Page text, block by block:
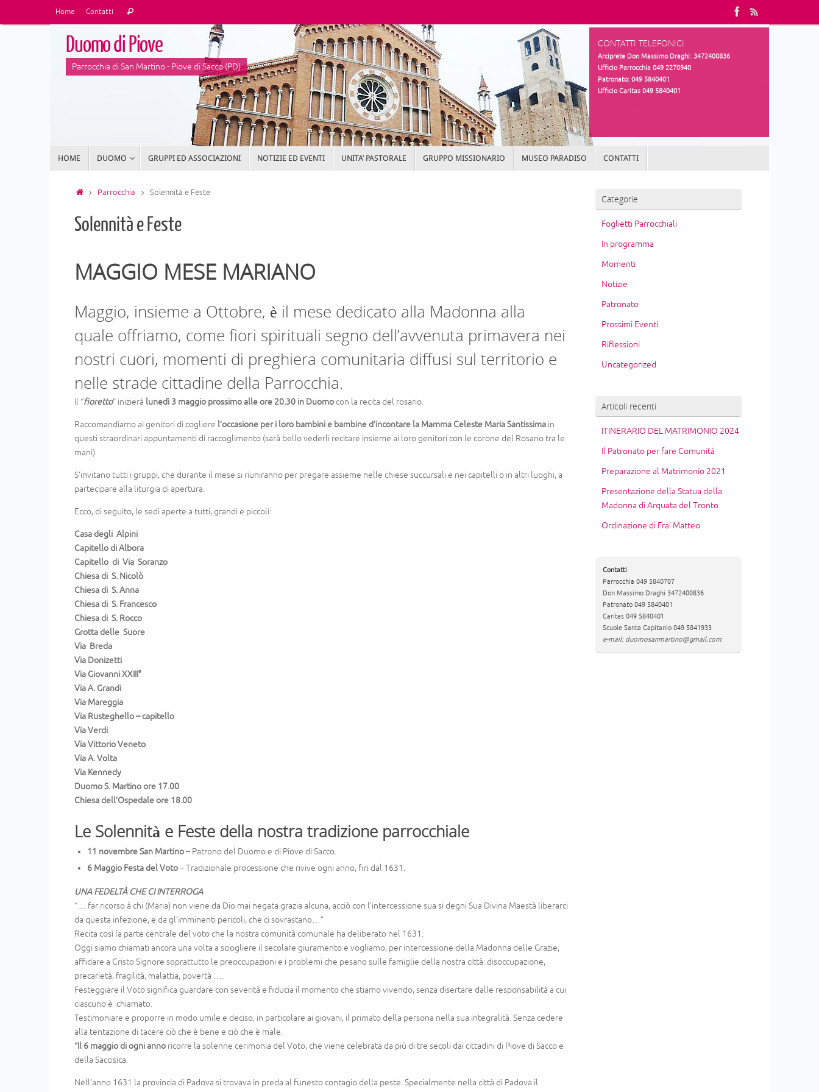
Home Contatti Cerca
Duomo di Piove
Parrocchia di San Martino - Piove di Sacco (PD)
CONTATTI TELEFONICI
Arciprete Don Massimo Draghi: 3472400836
Ufficio Parrocchia 049 2270940
Patronato: 049 5840401
Ufficio Caritas 049 5840401
HOME DUOMO GRUPPI ED ASSOCIAZIONI NOTIZIE ED EVENTI UNITA’ PASTORALE GRUPPO MISSIONARIO MUSEO PARADISO CONTATTI
HomeParrocchia Solennità e Feste
Solennità e Feste
MAGGIO MESE MARIANO
Maggio, insieme a Ottobre, è il mese dedicato alla Madonna alla
quale offriamo, come fiori spirituali segno dell’avvenuta primavera nei
nostri cuori, momenti di preghiera comunitaria diffusi sul territorio e
nelle strade cittadine della Parrocchia.
Il “fioretto” inizierà lunedì 3 maggio prossimo alle ore 20.30 in Duomocon la recita del rosario.
Raccomandiamo ai genitori di cogliere l’occasione per i loro bambini e bambine d’incontare la Mamma Celeste Maria Santissima in
questi straordinari appuntamenti di raccoglimento (sarà bello vederli recitare insieme ai loro genitori con le corone del Rosario tra le
mani).
S’invitano tutti i gruppi, che durante il mese si riuniranno per pregare assieme nelle chiese succursali e nei capitelli o in altri luoghi, a
partecipare alla liturgia di apertura.
Ecco, di seguito, le sedi aperte a tutti, grandi e piccoli:
Casa degli Alpini
Capitello di Albora
Capitello di Via Soranzo
Chiesa di S. Nicolò
Chiesa di S. Anna
Chiesa di S. Francesco
Chiesa di S. Rocco
Grotta delle Suore
Via Breda
Via Donizetti
Via Giovanni XXIII°
Via A. Grandi
Via Mareggia
Via Rusteghello – capitello
Via Verdi
Via Vittorio Veneto
Via A. Volta
Via Kennedy
Duomo S. Martino ore 17.00
Chiesa dell’Ospedale ore 18.00
Le Solennità e Feste della nostra tradizione parrocchiale
11 novembre San Martino– Patrono del Duomo e di Piove di Sacco.
6 Maggio Festa del Voto– Tradizionale processione che rivive ogni anno, fin dal 1631.
UNA FEDELTÀ CHE CI INTERROGA
“… far ricorso à chi (Maria) non viene da Dio mai negata grazia alcuna, acciò con l’intercessione sua si degni Sua Divina Maestà liberarci
da questa infezione, e da gl’imminenti pericoli, che ci sovrastano…”
Recita così la parte centrale del voto che la nostra comunità comunale ha deliberato nel 1631.
Oggi siamo chiamati ancora una volta a sciogliere il secolare giuramento e vogliamo, per intercessione della Madonna delle Grazie,
affidare a Cristo Signore soprattutto le preoccupazioni e i problemi che pesano sulle famiglie della nostra città: disoccupazione,
precarietà, fragilità, malattia, povertà ….
Festeggiare il Voto significa guardare con severità e fiducia il momento che stiamo vivendo, senza disertare dalle responsabilità a cui
ciascuno è chiamato.
Testimoniare e proporre in modo umile e deciso, in particolare ai giovani, il primato della persona nella sua integralità. Senza cedere
alla tentazione di tacere ciò che è bene e ciò che è male.
“Il 6 maggio di ogni anno ricorre la solenne cerimonia del Voto, che viene celebrata da più di tre secoli dai cittadini di Piove di Sacco e
della Saccisica.
Nell’anno 1631 la provincia di Padova si trovava in preda al funesto contagio della peste. Specialmente nella città di Padova il
Categorie
Foglietti Parrocchiali
In programma
Momenti
Notizie
Patronato
Prossimi Eventi
Riflessioni
Uncategorized
Articoli recenti
ITINERARIO DEL MATRIMONIO 2024
Il Patronato per fare Comunità
Preparazione al Matrimonio 2021
Presentazione della Statua della
Madonna di Arquata del Tronto
Ordinazione di Fra’ Matteo
Contatti
Parrocchia 049 5840707
Don Massimo Draghi 3472400836
Patronato 049 5840401
Caritas 049 5840401
Scuole Santa Capitanio 049 5841933
e-mail: duomosanmartino@gmail.com